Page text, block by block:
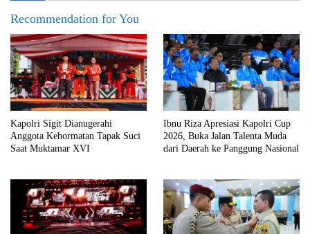
Recommendation for You
Kapolri Sigit Dianugerahi
Anggota Kehormatan Tapak Suci
Saat Muktamar XVI
Ibnu Riza Apresiasi Kapolri Cup
2026, Buka Jalan Talenta Muda
dari Daerah ke Panggung Nasional